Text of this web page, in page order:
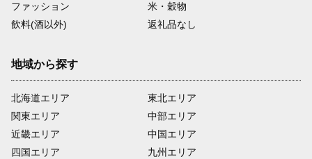
ファッション
米・穀物
飲料(酒以外)
返礼品なし
地域から探す
北海道エリア
関東エリア
近畿エリア
四国エリア
東北エリア
中部エリア
中国エリア
九州エリア